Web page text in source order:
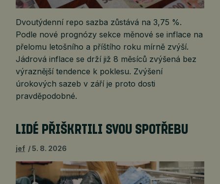
Dvoutýdenní repo sazba zůstává na 3,75 %.
Podle nové prognózy sekce měnové se inflace na
přelomu letošního a příštího roku mírně zvýší.
Jádrová inflace se drží již 8 měsíců zvýšená bez
výraznější tendence k poklesu. Zvýšení
úrokových sazeb v září je proto dosti
pravděpodobné.
LIDÉ PŘIŠKRTILI SVOU SPOTŘEBU
jef 5. 8. 2026